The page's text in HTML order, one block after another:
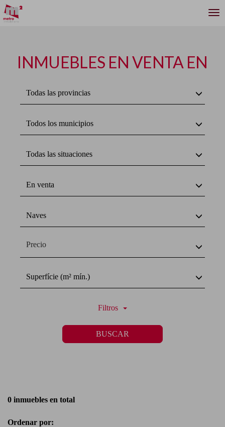
INMUEBLES EN VENTA EN
Todas las provincias
Todos los municipios
Todas las situaciones
En venta
Naves
Precio
Superfície (m² mín.)
Filtros
BUSCAR
0 inmuebles en total
Ordenar por: